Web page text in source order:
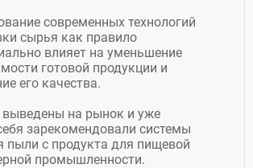
современных технологий
сырья как правило
влияет на уменьшение
готовой продукции и
его качества.
на рынок и уже
зарекомендовали системы
пыли с продукта для пищевой
промышленности.